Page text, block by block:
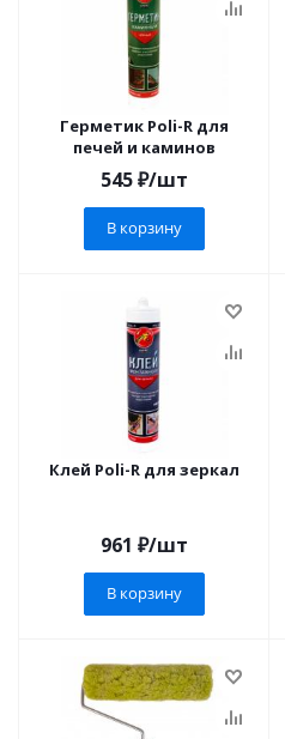
Герметик Poli-R для
печей и каминов
545₽/шт
В корзину
Клей Poli-R для зеркал
961 ₽/шт
В корзину